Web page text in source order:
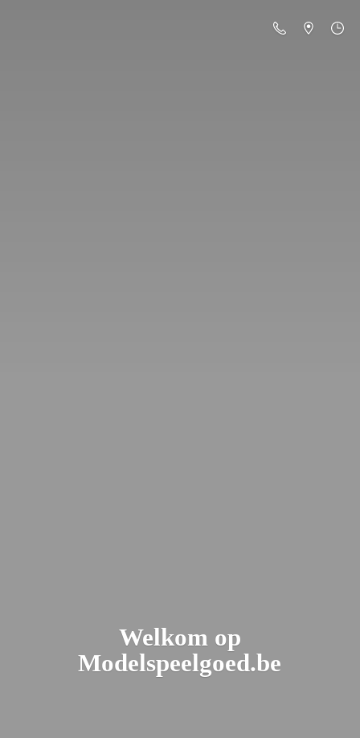
Welkom op
Modelspeelgoed.be